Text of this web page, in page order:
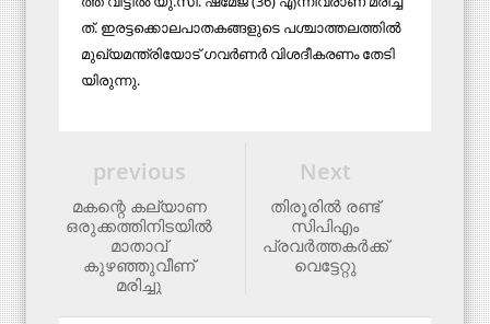
ത്. ഇ​ര​ട്ട​ക്കൊ​ല​പാ​ത​ക​ങ്ങ​ളു​ടെ പ​ശ്ചാ​ത്ത​ല​ത്തി​ല്‍
മു​ഖ്യ​മ​ന്ത്രി​യോ​ട് ഗ​വ​ര്‍​ണ​ര്‍ വി​ശ​ദീ​ക​ര​ണം തേ​ടി​
യി​രു​ന്നു.
Next
തിരൂരില്‍ രണ്ട്
സിപിഎം
പ്രവര്‍ത്തകര്‍ക്ക്
വെട്ടേറ്റു
previous
മകന്റെ കല്യാണ
ഒരുക്കത്തിനിടയിൽ
മാതാവ്
കുഴഞ്ഞുവീണ്
മരിച്ചു